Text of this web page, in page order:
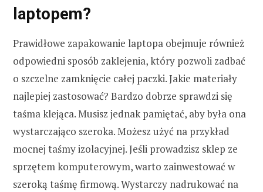
laptopem?
Prawidłowe zapakowanie laptopa obejmuje również
odpowiedni sposób zaklejenia, który pozwoli zadbać
o szczelne zamknięcie całej paczki. Jakie materiały
najlepiej zastosować? Bardzo dobrze sprawdzi się
taśma klejąca. Musisz jednak pamiętać, aby była ona
wystarczająco szeroka. Możesz użyć na przykład
mocnej taśmy izolacyjnej. Jeśli prowadzisz sklep ze
sprzętem komputerowym, warto zainwestować w
szeroką taśmę firmową. Wystarczy nadrukować na